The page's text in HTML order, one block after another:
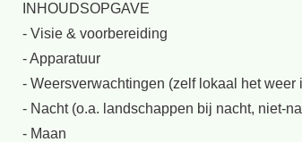
INHOUDSOPGAVE
- Visie & voorbereiding
- Apparatuur
- Weersverwachtingen (zelf lokaal het weer
- Nacht (o.a. landschappen bij nacht, niet-
- Maan